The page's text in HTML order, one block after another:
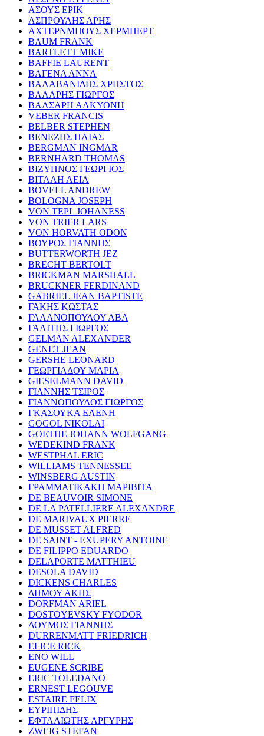
ΑΣΟΥΣ ΕΡΙΚ
ΑΣΠΡΟΥΛΗΣ ΑΡΗΣ
ΑΧΤΕΡΝΜΠΟΥΣ ΧΕΡΜΠΕΡΤ
BAUM FRANK
BARTLETT MIKE
BAFFIE LAURENT
ΒΑΓΕΝΑ ΑΝΝΑ
ΒΑΛΑΒΑΝΙΔΗΣ ΧΡΗΣΤΟΣ
ΒΑΛΑΡΗΣ ΓΙΩΡΓΟΣ
ΒΑΛΣΑΡΗ ΑΛΚΥΟΝΗ
VEBER FRANCIS
BELBER STEPHEN
ΒΕΝΕΖΗΣ ΗΛΙΑΣ
BERGMAN INGMAR
BERNHARD THOMAS
ΒΙΖΥΗΝΟΣ ΓΕΩΡΓΙΟΣ
ΒΙΤΑΛΗ ΛΕΙΑ
BOVELL ANDREW
BOLOGNA JOSEPH
VON TEPL JOHANESS
VON TRIER LARS
VON HORVATH ODON
ΒΟΥΡΟΣ ΓΙΑΝΝΗΣ
BUTTERWORTH JEZ
BRECHT BERTOLT
BRICKMAN MARSHALL
BRUCKNER FERDINAND
GABRIEL JEAN BAPTISTE
ΓΑΚΗΣ ΚΩΣΤΑΣ
ΓΑΛΑΝΟΠΟΥΛΟΥ ΑΒΑ
ΓΑΛΙΤΗΣ ΓΙΩΡΓΟΣ
GELMAN ALEXANDER
GENET JEAN
GERSHE LEONARD
ΓΕΩΡΓΙΑΔΟΥ ΜΑΡΙΑ
GIESELMANN DAVID
ΓΙΑΝΝΗΣ ΤΣΙΡΟΣ
ΓΙΑΝΝΟΠΟΥΛΟΣ ΓΙΩΡΓΟΣ
ΓΚΑΣΟΥΚΑ ΕΛΕΝΗ
GOGOL NIKOLAI
GOETHE JOHANN WOLFGANG
WEDEKIND FRANK
WESTPHAL ERIC
WILLIAMS TENNESSEE
WINSBERG AUSTIN
ΓΡΑΜΜΑΤΙΚΑΚΗ ΜΑΡΙΒΙΤΑ
DE BEAUVOIR SIMONE
DE LA PATELLIERE ALEXANDRE
DE MARIVAUX PIERRE
DE MUSSET ALFRED
DE SAINT - EXUPERY ANTOINE
DE FILIPPO EDUARDO
DELAPORTE MATTHIEU
DESOLA DAVID
DICKENS CHARLES
ΔΗΜΟΥ ΑΚΗΣ
DORFMAN ARIEL
DOSTOYEVSKY FYODOR
ΔΟΥΜΟΣ ΓΙΑΝΝΗΣ
DURRENMATT FRIEDRICH
ELICE RICK
ENO WILL
EUGENE SCRIBE
ERIC TOLEDANO
ERNEST LEGOUVE
ESTAIRE FELIX
ΕΥΡΙΠΙΔΗΣ
ΕΦΤΑΛΙΩΤΗΣ ΑΡΓΥΡΗΣ
ZWEIG STEFAN